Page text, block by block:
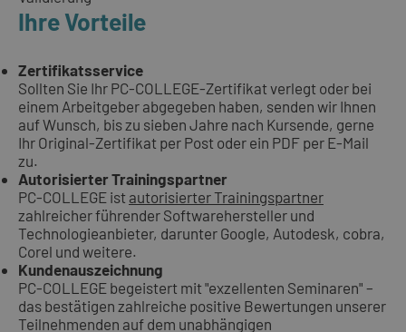
Ihre Vorteile
Zertifikatsservice
Sollten Sie Ihr PC-COLLEGE-Zertifikat verlegt oder bei
einem Arbeitgeber abgegeben haben, senden wir Ihnen
auf Wunsch, bis zu sieben Jahre nach Kursende, gerne
Ihr Original-Zertifikat per Post oder ein PDF per E-Mail
zu.
Autorisierter Trainingspartner
PC-COLLEGE ist autorisierter Trainingspartner
zahlreicher führender Softwarehersteller und
Technologieanbieter, darunter Google, Autodesk, cobra,
Corel und weitere.
Kundenauszeichnung
PC-COLLEGE begeistert mit "exzellenten Seminaren" –
das bestätigen zahlreiche positive Bewertungen unserer
Teilnehmenden auf dem unabhängigen